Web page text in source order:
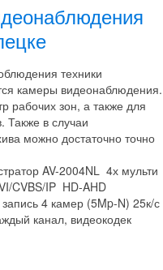
техники
камеры видеонаблюдения.
рабочих зон, а также для
Также в случаи
можно достаточно точно
AV-2004NL 4х мульти
CVBS/IP HD-AHD
4 камер (5Mp-N) 25к/с
канал, видеокодек